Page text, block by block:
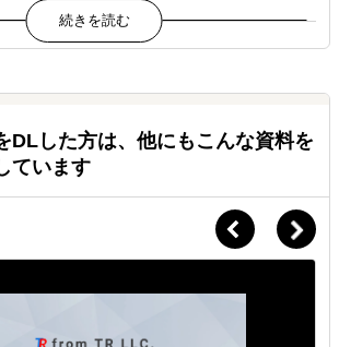
メントが初めてなのですが、サポートはあり
ネジメントを行っていただきますが 、ご希望
きたノウハウの範囲内で、アドバイスを提供す
DLした方は、他にもこんな資料を
ています